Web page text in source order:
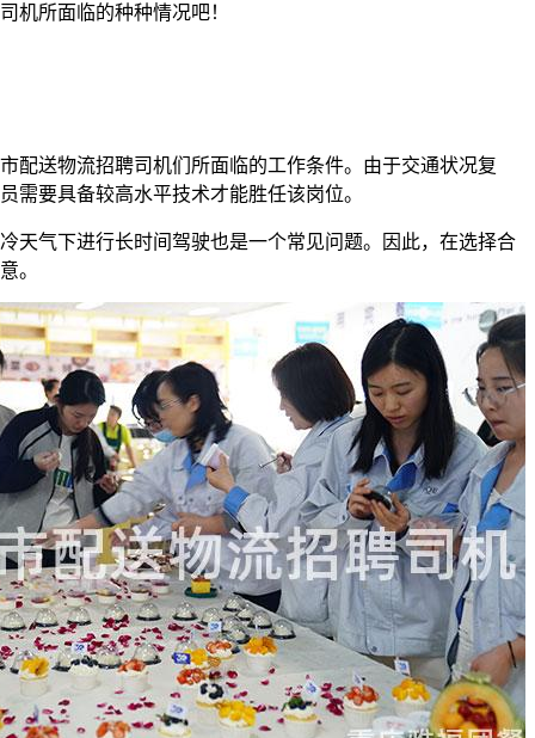
机所面临的种种情况吧！
配送物流招聘司机们所面临的工作条件。由于交通状况复
需要具备较高水平技术才能胜任该岗位。
天气下进行长时间驾驶也是一个常见问题。因此，在选择合
。